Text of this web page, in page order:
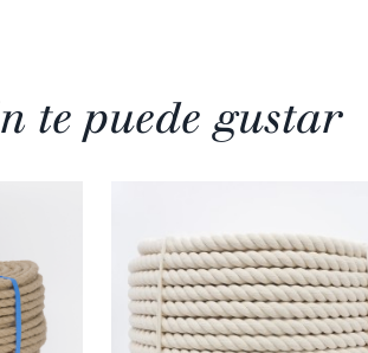
te puede gustar